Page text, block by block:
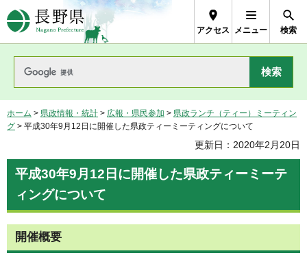
長野県Nagano Prefecture
アクセス メニュー 検索
ホーム > 県政情報・統計 > 広報・県民参加 > 県政ランチ（ティー）ミーティン
グ > 平成30年9月12日に開催した県政ティーミーティングについて
更新日：2020年2月20日
平成30年9月12日に開催した県政ティーミーテ
ィングについて
開催概要